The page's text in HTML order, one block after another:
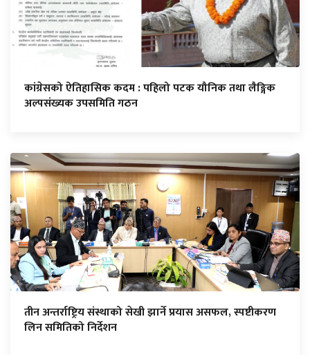
कांग्रेसको ऐतिहासिक कदम : पहिलो पटक यौनिक तथा लैङ्गिक
अल्पसंख्यक उपसमिति गठन
तीन अन्तर्राष्ट्रिय संस्थाको सेखी झार्ने प्रयास असफल, स्पष्टीकरण
लिन समितिको निर्देशन